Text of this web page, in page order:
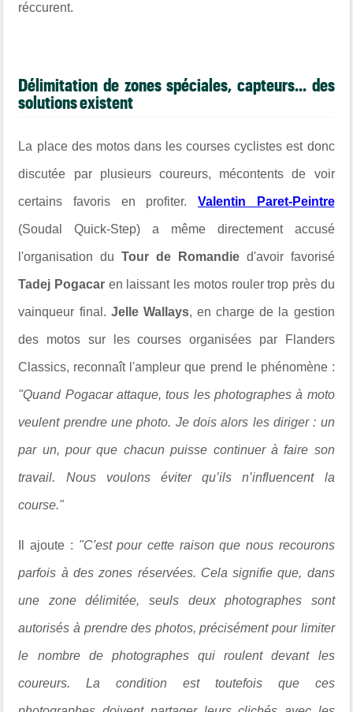
réccurent.
Délimitation de zones spéciales, capteurs... des
solutions existent
La place des motos dans les courses cyclistes est donc
discutée par plusieurs coureurs, mécontents de voir
certains favoris en profiter. Valentin Paret-Peintre
(Soudal Quick-Step) a même directement accusé
l'organisation duTour de Romandied'avoir favorisé
Tadej Pogacar en laissant les motos rouler trop près du
vainqueur final. Jelle Wallays, en charge de la gestion
des motos sur les courses organisées par Flanders
Classics, reconnaît l'ampleur que prend le phénomène :
"Quand Pogacar attaque, tous les photographes à moto
veulent prendre une photo. Je dois alors les diriger : un
par un, pour que chacun puisse continuer à faire son
travail. Nous voulons éviter qu’ils n’influencent la
course."
Il ajoute : "C'est pour cette raison que nous recourons
parfois à des zones réservées. Cela signifie que, dans
une zone délimitée, seuls deux photographes sont
autorisés à prendre des photos, précisément pour limiter
le nombre de photographes qui roulent devant les
coureurs. La condition est toutefois que ces